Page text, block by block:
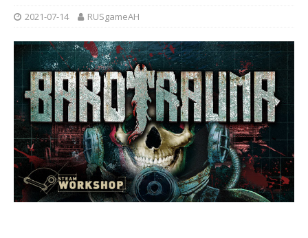
2021-07-14 RUSgameAH